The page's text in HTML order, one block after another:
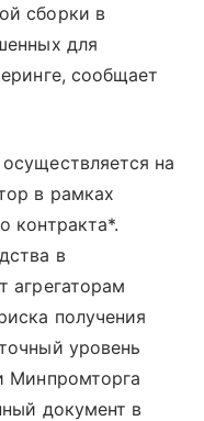
сборки в
для
сообщает
на
в рамках
контракта*.
в
агрегаторам
получения
уровень
Минпромторга
документ в